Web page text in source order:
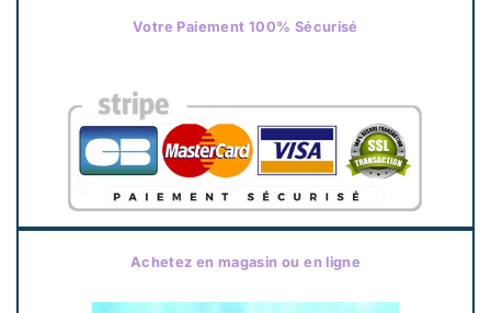
Votre Paiement 100% Sécurisé
Achetez en magasin ou en ligne